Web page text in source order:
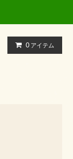
い
0 アイテム